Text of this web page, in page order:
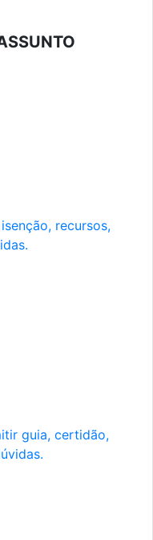
recursos,
guia, certidão,